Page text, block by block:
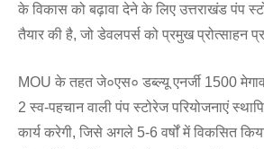
के विकास को बढ़ावा देने के लिए उत्तराखंड पंप
तैयार की है, जो डेवलपर्स को प्रमुख प्रोत्साहन
MOU के तहत जे०एस० डब्ल्यू एनर्जी 1500
2 स्व-पहचान वाली पंप स्टोरेज परियोजनाएं
कार्य करेगी, जिसे अगले 5-6 वर्षों में विकसित